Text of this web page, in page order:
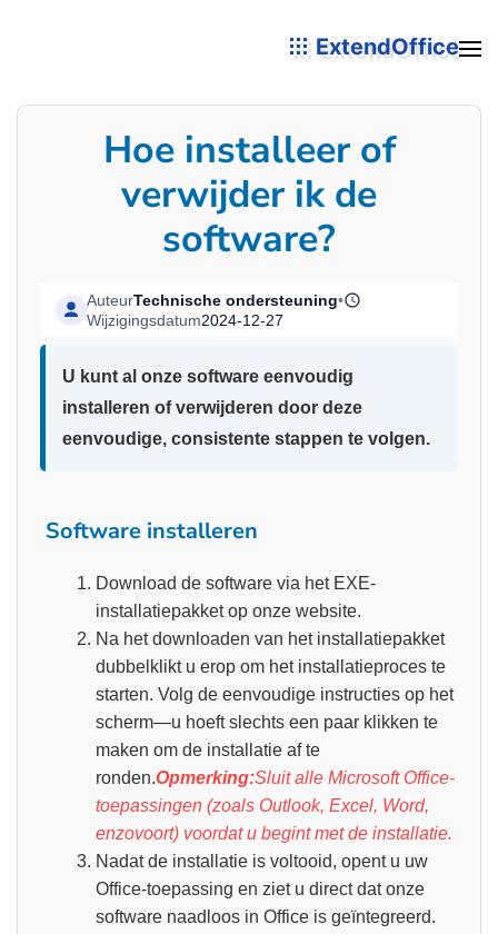
ExtendOffice
Hoe installeer of
verwijder ik de
software?
AuteurTechnische ondersteuning•
Wijzigingsdatum2024-12-27
U kunt al onze software eenvoudig
installeren of verwijderen door deze
eenvoudige, consistente stappen te volgen.
Software installeren
Download de software via het EXE-
installatiepakket op onze website.
Na het downloaden van het installatiepakket
dubbelklikt u erop om het installatieproces te
starten. Volg de eenvoudige instructies op het
scherm—u hoeft slechts een paar klikken te
maken om de installatie af te
ronden.Opmerking:Sluit alle Microsoft Office-
toepassingen (zoals Outlook, Excel, Word,
enzovoort) voordat u begint met de installatie.
Nadat de installatie is voltooid, opent u uw
Office-toepassing en ziet u direct dat onze
software naadloos in Office is geïntegreerd.